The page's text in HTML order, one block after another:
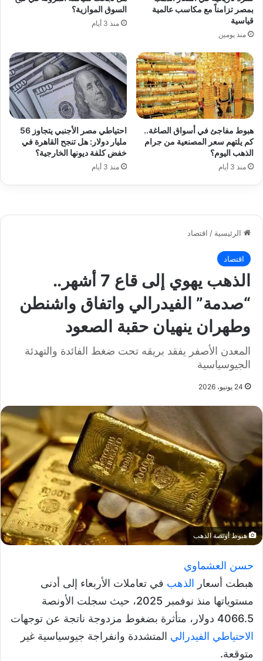
بمصر تزامناً مع مكاسب عالمية
قياسية
منذ يومين
السوق الموازية؟
منذ 3 أيام
هبوط مفاجئ في أسواق الصاغة..
كم يلتهم سعر المصنعية من جرام
الذهب اليوم؟
منذ 3 أيام
احتياطي مصر الأجنبي يتجاوز 56
مليار دولار: هل تنجح القاهرة في
خفض كلفة ديونها الخارجية؟
منذ 3 أيام